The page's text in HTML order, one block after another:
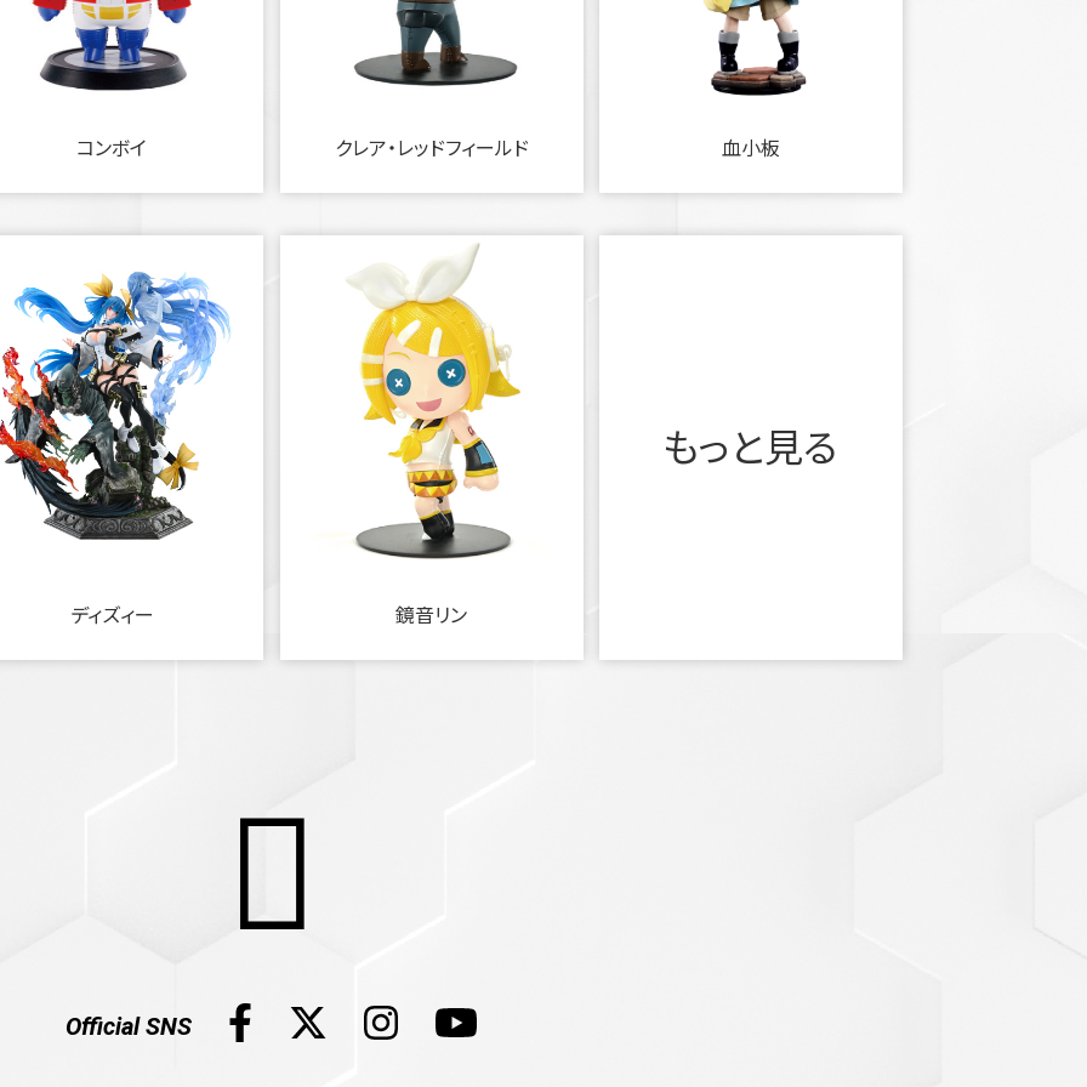
コンボイ クレア・レッドフィールド 血小板
ディズィー 鏡音リン
もっと見る
Official SNS